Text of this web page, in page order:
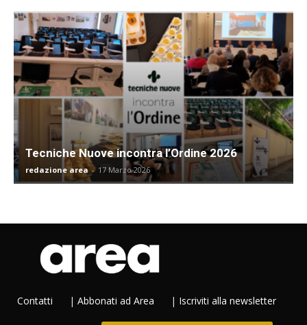
Tecniche Nuove incontra l’Ordine 2026
redazione area - 17 Marzo 2026
Contatti | Abbonati ad Area | Iscriviti alla newsletter